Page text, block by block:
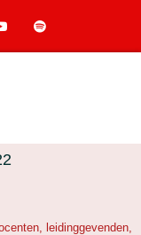
leidinggevenden